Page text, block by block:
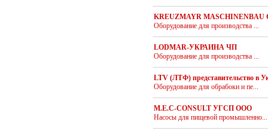
KREUZMAYR MASCHINENBAU
Оборудование для производства ...
LODMAR-УКРАИНА ЧП
Оборудование для производства ...
LTV (ЛТФ) представительство в
Оборудование для обрабоки и пе...
M.E.C-CONSULT УГСП ООО
Насосы для пищевой промышленно...